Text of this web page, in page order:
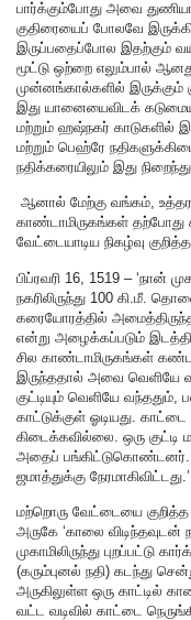
பார்க்கும்போது அவை
குதிரையைப் போலவே
இருப்பதைப்போல இதற்கும்
மூட்டு ஒற்றை எலும்பால்
முன்னங்கால்களில் இருக்கும்
இது யானையைவிடக்
மற்றும் ஹஷ்நகர் காடுகளில்
மற்றும் பெஹ்ரே
நதிக்கரையிலும் இது
ஆனால் மேற்கு வங்கம், உத்தர
காண்டாமிருகங்கள்
வேட்டையாடிய நிகழ்வு குறித்த
பிப்ரவரி 16, 1519 – ‘நான்
நகரிலிருந்து 100 கி.மீ.
கரையோரத்தில்
என்று அழைக்கப்படும்
சில காண்டாமிருகங்கள்
இருந்ததால் அவை வெளியே
குட்டியும் வெளியே
காட்டுக்குள் ஓடியது.
கிடைக்கவில்லை. ஒரு குட்டி
அதைப் பங்கிட்டுகொண்டனர்.
ஜமாத்துக்கு நேரமாகிவிட்டது.’
மற்றொரு வேட்டையை குறித்த
அருகே ‘காலை விடிந்தவுடன்
முகாமிலிருந்து
(கரும்புனல் நதி) கடந்து
அருகிலுள்ள ஒரு காட்டில்
வட்ட வடிவில் காட்டை